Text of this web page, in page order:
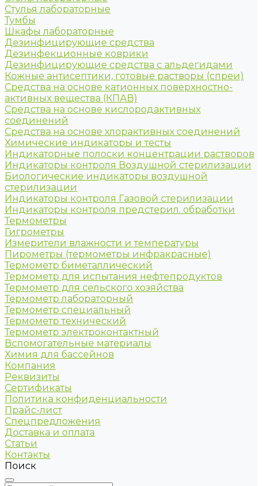
Стулья лабораторные
Тумбы
Шкафы лабораторные
Дезинфицирующие средства
Дезинфекционные коврики
Дезинфицирующие средства с альдегидами
Кожные антисептики, готовые растворы (спреи)
Средства на основе катионных поверхностно-
активных вещества (КПАВ)
Средства на основе кислородактивных
соединений
Средства на основе хлорактивных соединений
Химические индикаторы и тесты
Индикаторные полоски концентрации растворов
Индикаторы контроля Воздушной стерилизации
Биологические индикаторы воздушной
стерилизации
Индикаторы контроля Газовой стерилизации
Индикаторы контроля предстерил. обработки
Термометры
Гигрометры
Измерители влажности и температуры
Пирометры (термометры инфракрасные)
Термометр биметаллический
Термометр для испытания нефтепродуктов
Термометр для сельского хозяйства
Термометр лабораторный
Термометр специальный
Термометр технический
Термометр электроконтактный
Вспомогательные материалы
Химия для бассейнов
Компания
Реквизиты
Сертификаты
Политика конфиденциальности
Прайс-лист
Спецпредложения
Доставка и оплата
Статьи
Контакты
Поиск